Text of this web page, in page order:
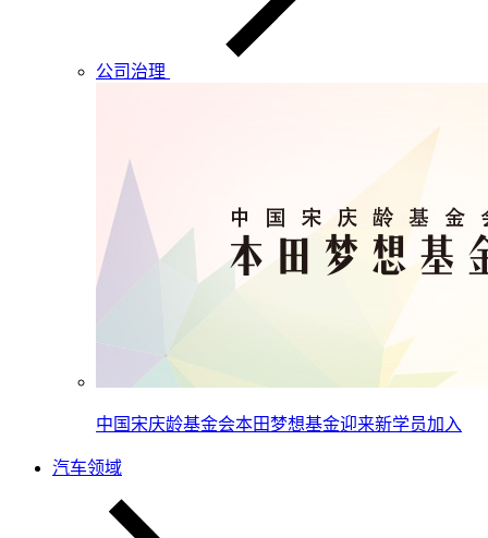
公司治理
中国宋庆龄基金会本田梦想基金迎来新学员加入
汽车领域